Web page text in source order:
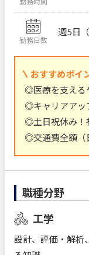
勤務日数
週5日
おすすめポイ
◎医療を支える
◎キャリアアッ
◎土日祝休み！
◎交通費全額（
職種分野
工学
設計、評価・解析